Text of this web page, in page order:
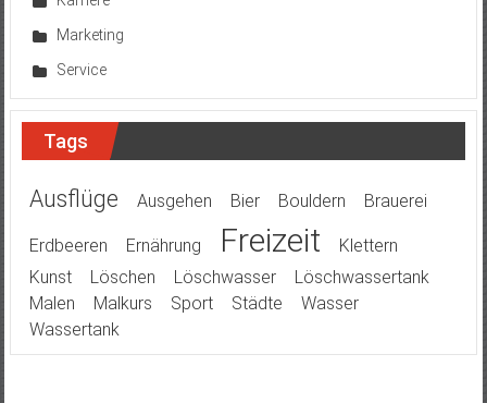
Marketing
Service
Tags
Ausflüge Ausgehen Bier Bouldern Brauerei
Erdbeeren Ernährung Freizeit
Klettern
Kunst
Löschen Löschwasser
Löschwassertank
Malen
Malkurs Sport Städte
Wasser
Wassertank